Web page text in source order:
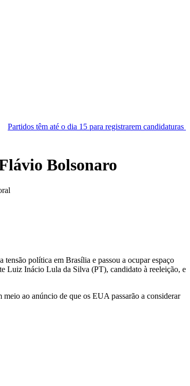
o dia 15 para registrarem candidaturas nos tribunais
Bolsonaro
política em Brasília e passou a ocupar espaço
Luiz Inácio Lula da Silva (PT), candidato à reeleição, e
ao anúncio de que os EUA passarão a considerar